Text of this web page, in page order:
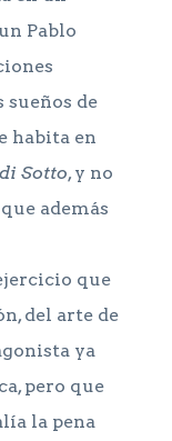
Pablo
de
habita en
Sotto, y no
además
que
del arte de
ya
pero que
la pena